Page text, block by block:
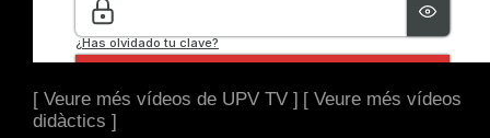
[ Veure més vídeos de UPV TV ] [ Veure més vídeos
didàctics ]